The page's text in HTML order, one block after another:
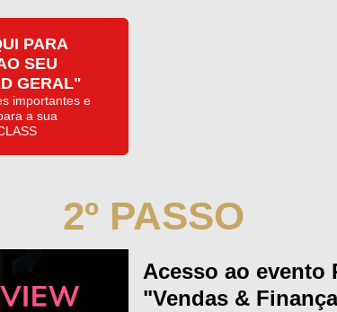
PARA
SEU
GERAL"
importantes e
a sua
2º PASSO
Acesso ao evento
"Vendas &